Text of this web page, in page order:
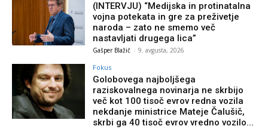
(INTERVJU) “Medijska in protinatalna
vojna potekata in gre za preživetje
naroda – zato ne smemo več
nastavljati drugega lica”
Gašper Blažič - 9. avgusta, 2026
Fokus
Golobovega najboljšega
raziskovalnega novinarja ne skrbijo
več kot 100 tisoč evrov redna vozila
nekdanje ministrice Mateje Čalušič,
skrbi ga 40 tisoč evrov vredno vozilo...